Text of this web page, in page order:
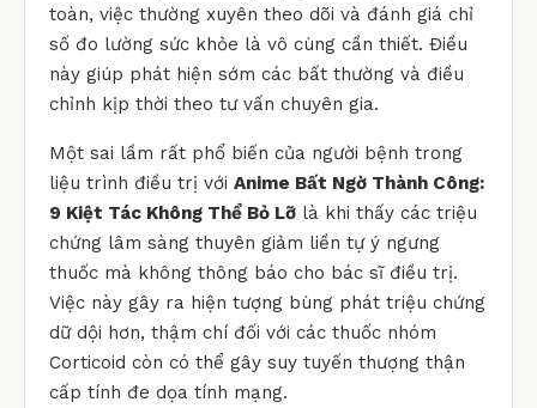
toàn, việc thường xuyên theo dõi và đánh giá chỉ
số đo lường sức khỏe là vô cùng cần thiết. Điều
này giúp phát hiện sớm các bất thường và điều
chỉnh kịp thời theo tư vấn chuyên gia.
Một sai lầm rất phổ biến của người bệnh trong
liệu trình điều trị với Anime Bất Ngờ Thành Công:
9 Kiệt Tác Không Thể Bỏ Lỡ là khi thấy các triệu
chứng lâm sàng thuyên giảm liền tự ý ngưng
thuốc mà không thông báo cho bác sĩ điều trị.
Việc này gây ra hiện tượng bùng phát triệu chứng
dữ dội hơn, thậm chí đối với các thuốc nhóm
Corticoid còn có thể gây suy tuyến thượng thận
cấp tính đe dọa tính mạng.